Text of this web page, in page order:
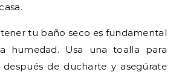
tu baño seco es fundamental
humedad. Usa una toalla para
después de ducharte y asegúrate